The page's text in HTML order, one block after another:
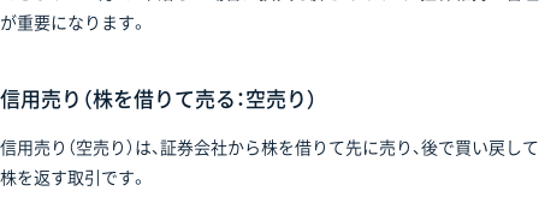
が重要になります。
信用売り（株を借りて売る：空売り）
信用売り（空売り）は、証券会社から株を借りて先に売り、後で買い戻して
株を返す取引です。